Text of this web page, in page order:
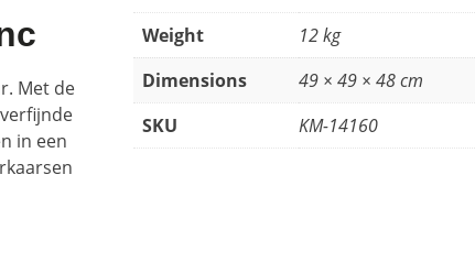
Met de
in een
Weight
12 kg
Dimensions
49 × 49 × 48 cm
SKU
KM-14160